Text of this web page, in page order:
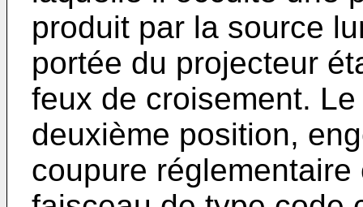
produit par la source
portée du projecteur
feux de croisement.
deuxième position,
coupure